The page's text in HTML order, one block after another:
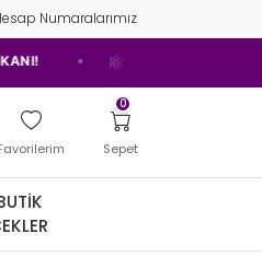
Numaralarımız
• ELAZIĞ'IN EN İYİ ÇİÇEKÇİSİ!
Sepet
0